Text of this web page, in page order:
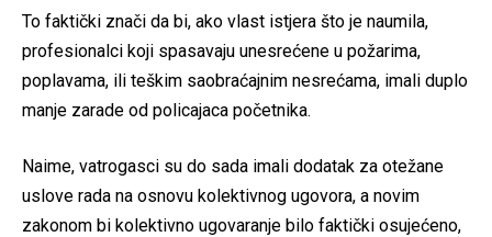
To faktički znači da bi, ako vlast istjera što je naumila,
profesionalci koji spasavaju unesrećene u požarima,
poplavama, ili teškim saobraćajnim nesrećama, imali duplo
manje zarade od policajaca početnika.
Naime, vatrogasci su do sada imali dodatak za otežane
uslove rada na osnovu kolektivnog ugovora, a novim
zakonom bi kolektivno ugovaranje bilo faktički osujećeno,